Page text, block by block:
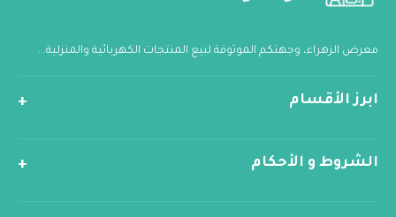
معرض الزهراء، وجهتكم الموثوقة لبيع المنتجات الكهربائية والمنزلية...
ابرز الأقسام
الشروط و الأحكام